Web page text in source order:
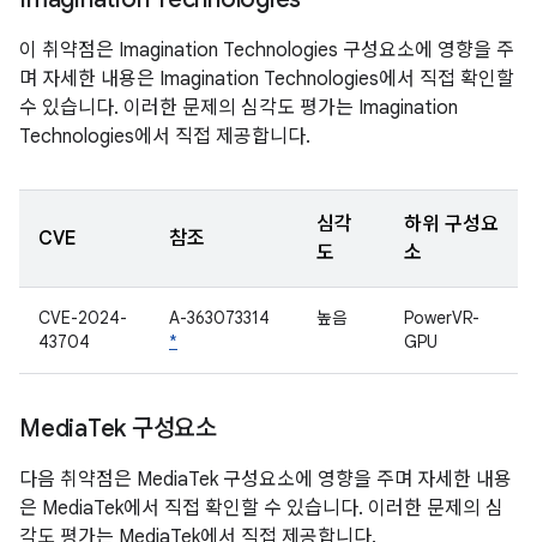
이 취약점은 Imagination Technologies 구성요소에 영향을 주
며 자세한 내용은 Imagination Technologies에서 직접 확인할
수 있습니다. 이러한 문제의 심각도 평가는 Imagination
Technologies에서 직접 제공합니다.
CVE 참조
심각
도
하위 구성요
소
CVE-2024-
43704
A-363073314
*
높음
PowerVR-
GPU
MediaTek 구성요소
다음 취약점은 MediaTek 구성요소에 영향을 주며 자세한 내용
은 MediaTek에서 직접 확인할 수 있습니다. 이러한 문제의 심
각도 평가는 MediaTek에서 직접 제공합니다.